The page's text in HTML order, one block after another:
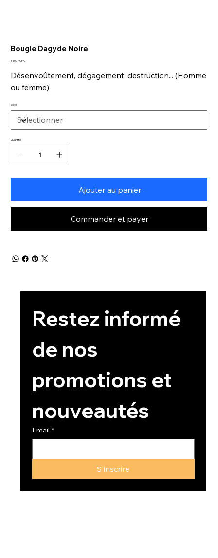
Bougie Dagyde Noire
Prix
3 500 F CFA
Désenvoûtement, dégagement, destruction... (Homme
ou femme)
Sexe
Quantité
Ajouter au panier
Commander et payer
Restez informé
de nos
promotions et
nouveautés
Email *
S'inscrire